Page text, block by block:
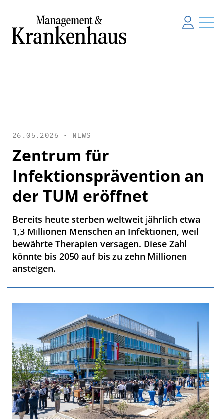
26.05.2026 • NEWS
Zentrum für
Infektionsprävention an
der TUM eröffnet
Bereits heute sterben weltweit jährlich etwa
1,3 Millionen Menschen an Infektionen, weil
bewährte Therapien versagen. Diese Zahl
könnte bis 2050 auf bis zu zehn Millionen
ansteigen.